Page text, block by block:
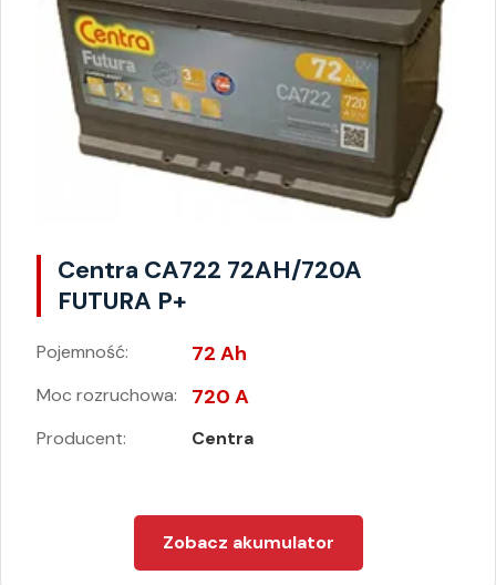
Centra CA722 72AH/720A
FUTURA P+
Pojemność: 72 Ah
Moc rozruchowa: 720 A
Producent: Centra
Zobacz akumulator